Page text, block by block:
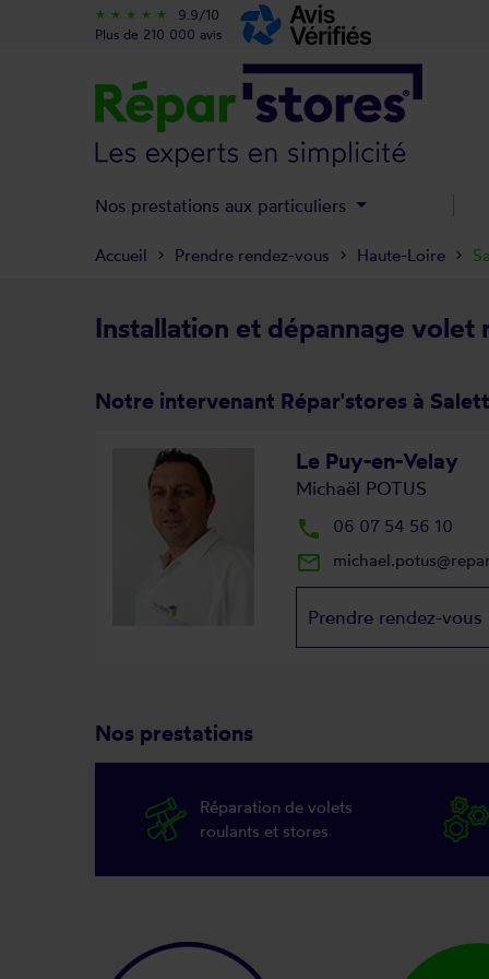
Installation et dépannage volet
Notre intervenant Répar'stores à
Le Puy-en-Velay
Michaël POTUS
local_phone 06 07 54 56 10
mail_outline
Prendre rendez-vous
Nos prestations
Réparation de volets
roulants et stores
Accueil Prendre rendez-vous Haute-Loire
star_rate star_rate star_rate star_rate star_rate
9.9/10
Plus de 210 000 avis
Nos prestations aux particuliers